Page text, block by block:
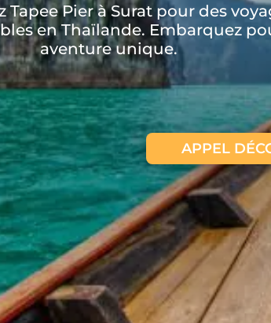
Tapee Pier à Surat pour des
en Thaïlande. Embarquez
aventure unique.
APPEL